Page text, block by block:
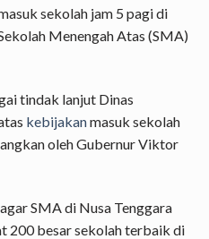
sekolah jam 5 pagi di
Menengah Atas (SMA)
tindak lanjut Dinas
kebijakanmasuk sekolah
oleh Gubernur Viktor
SMA di Nusa Tenggara
200 besar sekolah terbaik di